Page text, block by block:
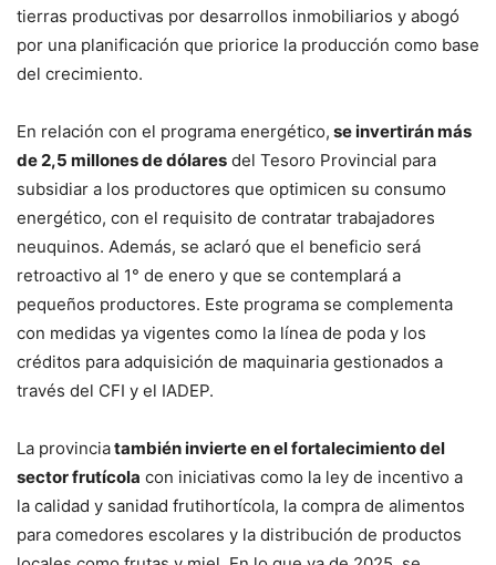
tierras productivas por desarrollos inmobiliarios y abogó
por una planificación que priorice la producción como base
del crecimiento.
En relación con el programa energético, se invertirán más
de 2,5 millones de dólares del Tesoro Provincial para
subsidiar a los productores que optimicen su consumo
energético, con el requisito de contratar trabajadores
neuquinos. Además, se aclaró que el beneficio será
retroactivo al 1° de enero y que se contemplará a
pequeños productores. Este programa se complementa
con medidas ya vigentes como la línea de poda y los
créditos para adquisición de maquinaria gestionados a
través del CFI y el IADEP.
La provinciatambién invierte en el fortalecimiento del
sector frutícola con iniciativas como la ley de incentivo a
la calidad y sanidad frutihortícola, la compra de alimentos
para comedores escolares y la distribución de productos